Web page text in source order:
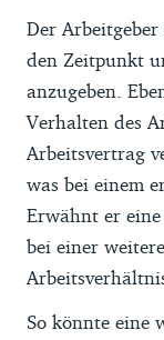
Der
den Zeitpunkt
anzugeben.
Verhalten des
Arbeitsvertrag
was bei einem
Erwähnt er
bei einer
So könnte eine